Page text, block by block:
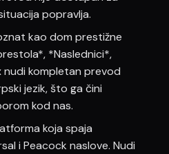
popravlja.
kao dom prestižne
*Naslednici*,
nudi kompletan prevod
jezik, što ga čini
kod nas.
koja spaja
i Peacock naslove. Nudi